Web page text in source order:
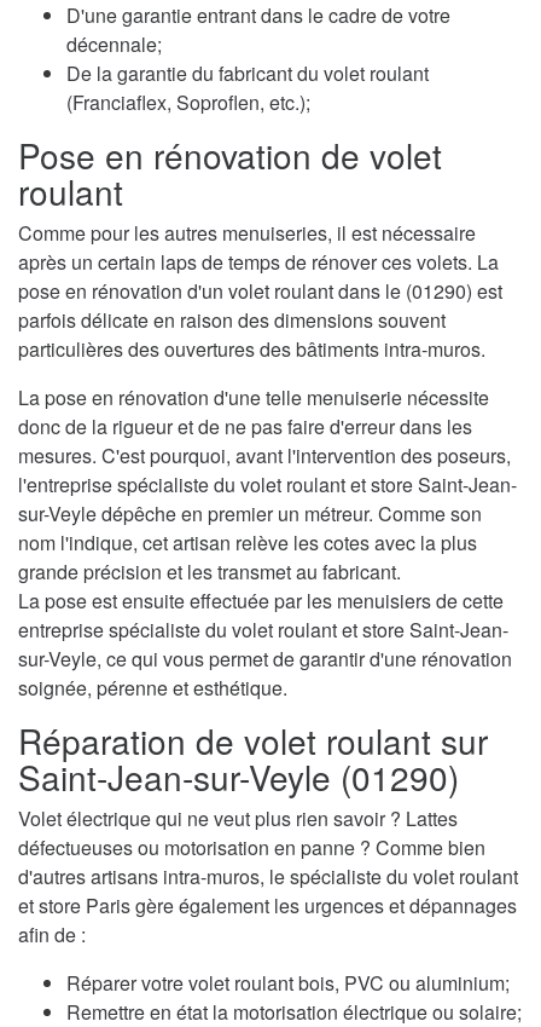
D'une garantie entrant dans le cadre de votre
décennale;
De la garantie du fabricant du volet roulant
(Franciaflex, Soproflen, etc.);
Pose en rénovation de volet
roulant
Comme pour les autres menuiseries, il est nécessaire
après un certain laps de temps de rénover ces volets. La
pose en rénovation d'un volet roulant dans le (01290) est
parfois délicate en raison des dimensions souvent
particulières des ouvertures des bâtiments intra-muros.
La pose en rénovation d'une telle menuiserie nécessite
donc de la rigueur et de ne pas faire d'erreur dans les
mesures. C'est pourquoi, avant l'intervention des poseurs,
l'entreprise spécialiste du volet roulant et store Saint-Jean-
sur-Veyle dépêche en premier un métreur. Comme son
nom l'indique, cet artisan relève les cotes avec la plus
grande précision et les transmet au fabricant.
La pose est ensuite effectuée par les menuisiers de cette
entreprise spécialiste du volet roulant et store Saint-Jean-
sur-Veyle, ce qui vous permet de garantir d'une rénovation
soignée, pérenne et esthétique.
Réparation de volet roulant sur
Saint-Jean-sur-Veyle (01290)
Volet électrique qui ne veut plus rien savoir ? Lattes
défectueuses ou motorisation en panne ? Comme bien
d'autres artisans intra-muros, le spécialiste du volet roulant
et store Paris gère également les urgences et dépannages
afin de :
Réparer votre volet roulant bois, PVC ou aluminium;
Remettre en état la motorisation électrique ou solaire;